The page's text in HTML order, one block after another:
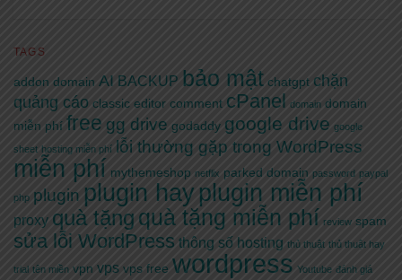
TAGS
addon domain AI BACKUP bảo mật chatgpt chặn
quảng cáo classic editor comment cPanel domain domain
miễn phí free gg drive godaddy google drive google
sheet hosting miễn phí lỗi thường gặp trong WordPress
miễn phí mythemeshop netflix parked domain password paypal
php plugin plugin hayplugin miễn phí
proxy quà tặng quà tặng miễn phí review spam
sửa lỗi WordPress thông số hosting thủ thuật thủ thuật hay
trial tên miền vpn vps vps free wordpress Youtube đánh giá